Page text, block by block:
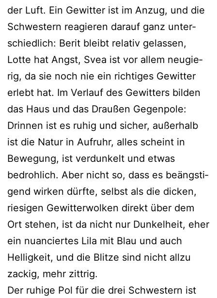
der Luft. Ein Gewitter ist im Anzug, und die
Schwestern reagie­ren dar­auf ganz unter­
schied­lich: Berit bleibt rela­tiv gelas­sen,
Lotte hat Angst, Svea ist vor allem neu­gie­
rig, da sie noch nie ein rich­ti­ges Gewitter
erlebt hat. Im Verlauf des Gewitters bil­den
das Haus und das Draußen Gegenpole:
Drinnen ist es ruhig und sicher, außer­halb
ist die Natur in Aufruhr, alles scheint in
Bewegung, ist ver­dun­kelt und etwas
bedroh­lich. Aber nicht so, dass es beängs­ti­
gend wir­ken dürf­te, selbst als die dicken,
rie­si­gen Gewitterwolken direkt über dem
Ort ste­hen, ist da nicht nur Dunkelheit, eher
ein nuan­cier­tes Lila mit Blau und auch
Helligkeit, und die Blitze sind nicht all­zu
zackig, mehr zittrig.
Der ruhi­ge Pol für die drei Schwestern ist